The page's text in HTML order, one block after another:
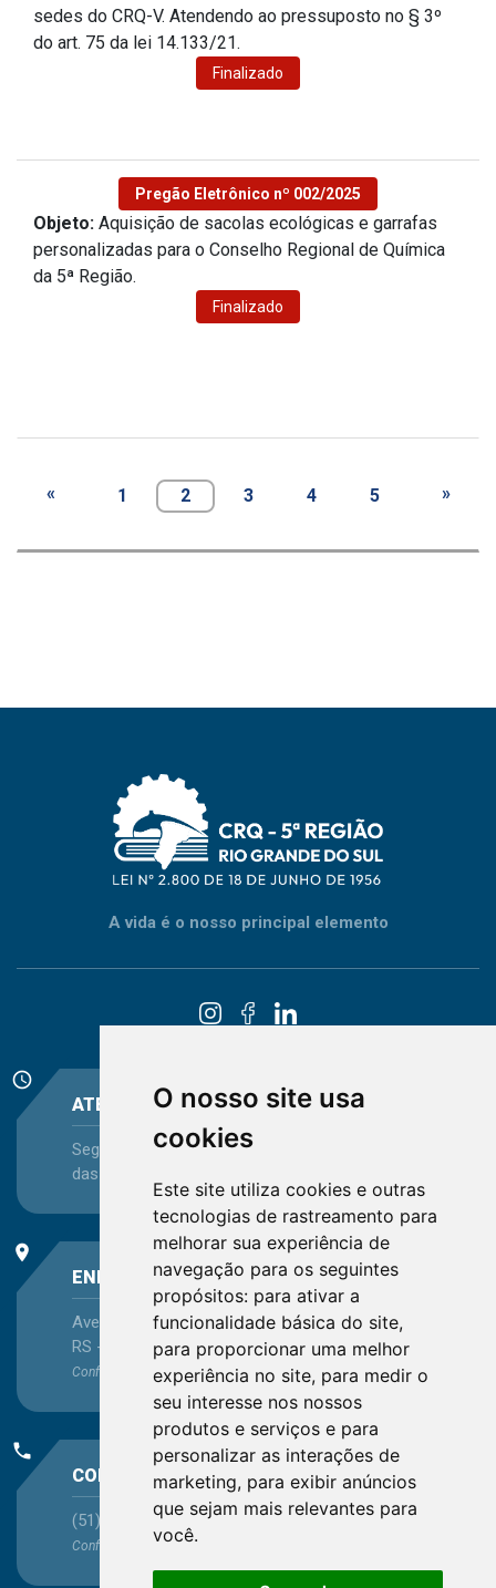
O nosso site usa
cookies
Este site utiliza cookies e outras
tecnologias de rastreamento para
melhorar sua experiência de
navegação para os seguintes
propósitos: para ativar a
funcionalidade básica do site,
para proporcionar uma melhor
experiência no site, para medir o
seu interesse nos nossos
produtos e serviços e para
personalizar as interações de
marketing, para exibir anúncios
que sejam mais relevantes para
você.
sedes do CRQ-V. Atendendo ao pressuposto no § 3º
do art. 75 da lei 14.133/21.
Finalizado
Pregão Eletrônico nº 002/2025
Objeto: Aquisição de sacolas ecológicas e garrafas
personalizadas para o Conselho Regional de Química
da 5ª Região.
Finalizado
« 1 2 3 4 5 »
A vida é o nosso principal elemento
schedule
ATENDIMENTO
Segunda-feira a Sexta-feira - das 08:30 às 12:15 e
das 13:30 às 16:45
place
ENDEREÇO
Avenida Itaqui, 45, Bairro Petrópolis, Porto Alegre -
RS - CEP 90460-140
Confira as demaislocalizações no Estado
phone
CONTATO
(51) 3330-5659
Confira os e-mailsaqui